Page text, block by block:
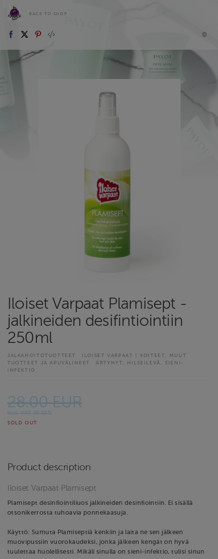
BACK TO SHOP
Iloiset Varpaat Plamisept -
jalkineiden desifintiointiin
250ml
JALKAHOITOTUOTTEET
ILOISET VARPAAT | VOITEET, MUUT
TUOTTEET JA APUVÄLINEET
ÄRTYNYT, HILSEILEVÄ, SIENI-
INFEKTIO
28.00 EUR
Incl. VAT 25.50%
SOLD OUT
Product description
Iloiset Varpaat Plamisept
Plamisept desinfiointiliuos jalkineiden desinfiointiin. Ei sisällä
otsonikerrosta tuhoavia ponnekaasuja.
Käyttö: Sumuta Plamiseptiä kenkiin ja laita ne sen jälkeen
muovipussiin vuorokaudeksi, jonka jälkeen kengät on hyvä
tuulettaa huolellisesti. Mikäli sinulla on sieni-infektio, tulisi sinun